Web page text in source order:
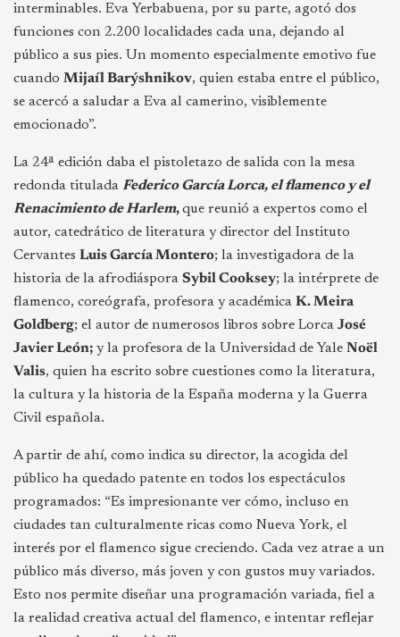
interminables. Eva Yerbabuena, por su parte, agotó dos
funciones con 2.200 localidades cada una, dejando al
público a sus pies. Un momento especialmente emotivo fue
cuando Mijaíl Barýshnikov, quien estaba entre el público,
se acercó a saludar a Eva al camerino, visiblemente
emocionado”.
La 24ª edición daba el pistoletazo de salida con la mesa
redonda titulada Federico García Lorca, el flamenco y el
Renacimiento de Harlem,que reunió a expertos como el
autor, catedrático de literatura y director del Instituto
Cervantes Luis García Montero; la investigadora de la
historia de la afrodiáspora Sybil Cooksey; la intérprete de
flamenco, coreógrafa, profesora y académica K. Meira
Goldberg; el autor de numerosos libros sobre Lorca José
Javier León; y la profesora de la Universidad de Yale Noël
Valis, quien ha escrito sobre cuestiones como la literatura,
la cultura y la historia de la España moderna y la Guerra
Civil española.
A partir de ahí, como indica su director, la acogida del
público ha quedado patente en todos los espectáculos
programados: “Es impresionante ver cómo, incluso en
ciudades tan culturalmente ricas como Nueva York, el
interés por el flamenco sigue creciendo. Cada vez atrae a un
público más diverso, más joven y con gustos muy variados.
Esto nos permite diseñar una programación variada, fiel a
la realidad creativa actual del flamenco, e intentar reflejar